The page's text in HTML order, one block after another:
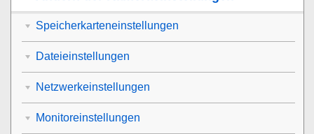
Speicherkarteneinstellungen
Dateieinstellungen
Netzwerkeinstellungen
Monitoreinstellungen